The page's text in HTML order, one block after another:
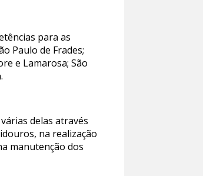
para as
Paulo de Frades;
e Lamarosa; São
delas através
na realização
manutenção dos